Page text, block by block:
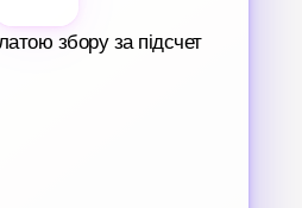
збору за підсчет